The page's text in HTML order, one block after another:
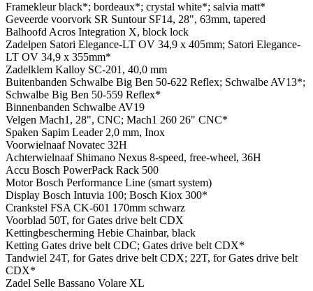
Framekleurblack*; bordeaux*; crystal white*; salvia matt*
Geveerde voorvork SR Suntour SF14, 28", 63mm, tapered
Balhoofd Acros Integration X, block lock
Zadelpen Satori Elegance-LT OV 34,9 x 405mm; Satori Elegance-
LT OV 34,9 x 355mm*
Zadelklem Kalloy SC-201, 40,0 mm
Buitenbanden Schwalbe Big Ben 50-622 Reflex; Schwalbe AV13*;
Schwalbe Big Ben 50-559 Reflex*
Binnenbanden Schwalbe AV19
Velgen Mach1, 28", CNC; Mach1 260 26" CNC*
Spaken Sapim Leader 2,0 mm, Inox
VoorwielnaafNovatec 32H
Achterwielnaaf Shimano Nexus 8-speed, free-wheel, 36H
Accu Bosch PowerPack Rack 500
MotorBosch Performance Line (smart system)
Display Bosch Intuvia 100; Bosch Kiox 300*
Crankstel FSA CK-601 170mm schwarz
Voorblad 50T, for Gates drive belt CDX
Kettingbescherming Hebie Chainbar, black
Ketting Gates drive belt CDC; Gates drive belt CDX*
Tandwiel 24T, for Gates drive belt CDX; 22T, for Gates drive belt
CDX*
Zadel Selle Bassano Volare XL